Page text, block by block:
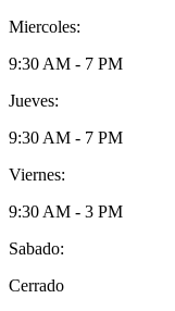
Miercoles:
9:30 AM - 7 PM
Jueves:
9:30 AM - 7 PM
Viernes:
9:30 AM - 3 PM
Sabado:
Cerrado